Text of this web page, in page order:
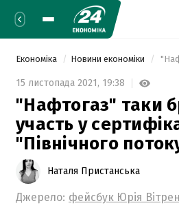
Економіка Новини економіки
15 листопада 2021, 19:38
"Нафтогаз" таки
участь у
"Північного
Наталя Пристанська
Джерело: фейсбук Юрія